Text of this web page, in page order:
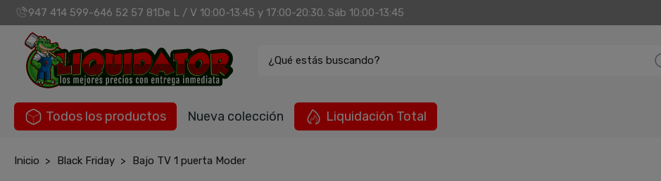
947 414 599-646 52 57 81De L / V 10:00-13:45 y 17:00-20:30. Sáb 10:00-13:45
¿Qué estás buscando?
Todos los productos Nueva colección Liquidación Total
Inicio Black Friday Bajo TV 1 puerta Moder